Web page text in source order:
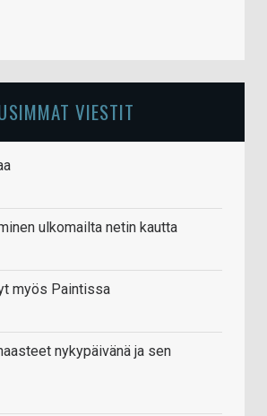
VIESTIT
ulkomailta netin kautta
myös Paintissa
nykypäivänä ja sen